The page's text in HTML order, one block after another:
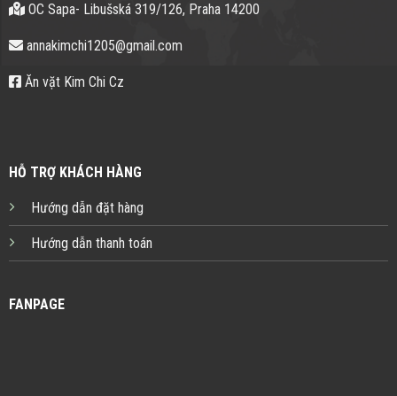
OC Sapa- Libušská 319/126, Praha 14200
annakimchi1205@gmail.com
Ăn vặt Kim Chi Cz
HỖ TRỢ KHÁCH HÀNG
Hướng dẫn đặt hàng
Hướng dẫn thanh toán
FANPAGE